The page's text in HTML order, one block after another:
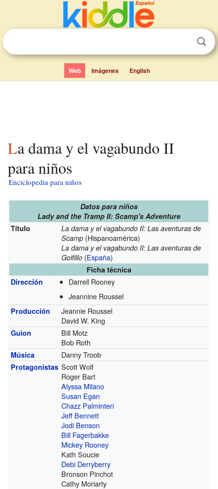
Web Imágenes English
La dama y el vagabundo II
para niños
Enciclopedia para niños
Datos para niños
Lady and the Tramp II: Scamp's Adventure
Título
La dama y el vagabundo II: Las aventuras de
Scamp (Hispanoamérica)
La dama y el vagabundo II: Las aventuras de
Golfillo (España)
Ficha técnica
Dirección
Darrell Rooney
Jeannine Roussel
Producción
Jeannie Roussel
David W. King
Guion
Bill Motz
Bob Roth
Música Danny Troob
Protagonistas Scott Wolf
Roger Bart
Alyssa Milano
Susan Egan
Chazz Palminteri
Jeff Bennett
Jodi Benson
Bill Fagerbakke
Mickey Rooney
Kath Soucie
Debi Derryberry
Bronson Pinchot
Cathy Moriarty